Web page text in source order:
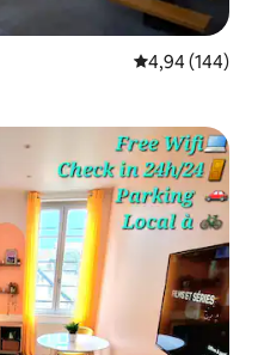
Calificación
4,94 (144)
destacados